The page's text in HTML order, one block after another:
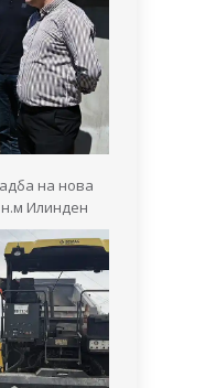
на нова
н.м Илинден